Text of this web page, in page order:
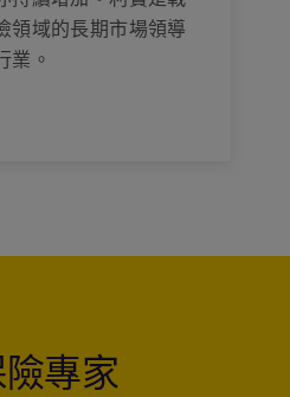
領域的長期市場領導
業。
專家